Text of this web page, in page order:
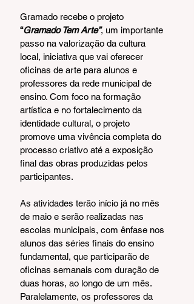
Gramado recebe o projeto
“Gramado Tem Arte”, um importante
passo na valorização da cultura
local, iniciativa que vai oferecer
oficinas de arte para alunos e
professores da rede municipal de
ensino. Com foco na formação
artística e no fortalecimento da
identidade cultural, o projeto
promove uma vivência completa do
processo criativo até a exposição
final das obras produzidas pelos
participantes.
As atividades terão início já no mês
de maio e serão realizadas nas
escolas municipais, com ênfase nos
alunos das séries finais do ensino
fundamental, que participarão de
oficinas semanais com duração de
duas horas, ao longo de um mês.
Paralelamente, os professores da